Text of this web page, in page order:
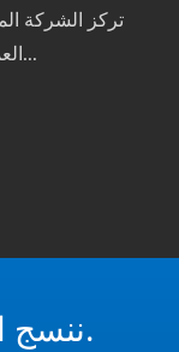
تركز الشركة
العملاء وتطبق استراتيجية تمييز...
Kyang Yhe، ننسج الأفضل.